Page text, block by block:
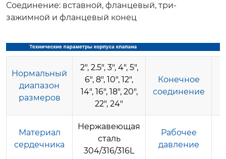
Соединение: вставной, фланцевый, три-
зажимной и фланцевый конец
Нормальный
диапазон
размеров
2″, 2.5″, 3″, 4″, 5″,
6″, 8″, 10″, 12″,
14″, 16″, 18″, 20″,
22″, 24″
Конечное
соединение
Материал
сердечника
Нержавеющая
сталь
304/316/316L
Рабочее
давление